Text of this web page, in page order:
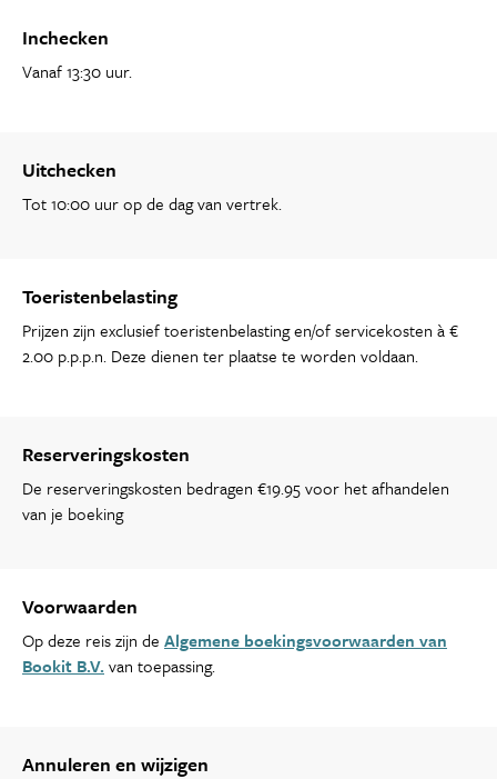
Inchecken
Vanaf 13:30 uur.
Uitchecken
Tot 10:00 uur op de dag van vertrek.
Toeristenbelasting
Prijzen zijn exclusief toeristenbelasting en/of servicekosten à €
2.00 p.p.p.n. Deze dienen ter plaatse te worden voldaan.
Reserveringskosten
De reserveringskosten bedragen €19.95 voor het afhandelen
van je boeking
Voorwaarden
Op deze reis zijn de Algemene boekingsvoorwaarden van
Bookit B.V. van toepassing.
Annuleren en wijzigen